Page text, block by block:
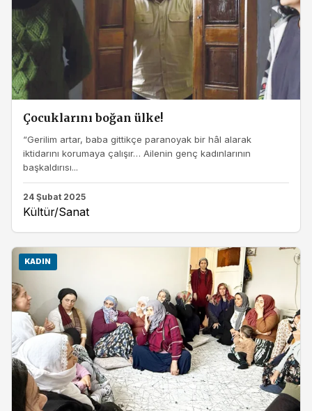
Çocuklarını boğan ülke!
“Gerilim artar, baba gittikçe paranoyak bir hâl alarak
iktidarını korumaya çalışır… Ailenin genç kadınlarının
başkaldırısı...
24 Şubat 2025
Kültür/Sanat
KADIN